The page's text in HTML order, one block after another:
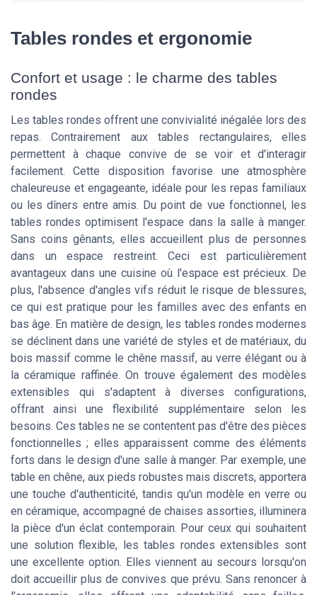
Tables rondes et ergonomie
Confort et usage : le charme des tables
rondes
Les tables rondes offrent une convivialité inégalée lors des
repas. Contrairement aux tables rectangulaires, elles
permettent à chaque convive de se voir et d'interagir
facilement. Cette disposition favorise une atmosphère
chaleureuse et engageante, idéale pour les repas familiaux
ou les dîners entre amis. Du point de vue fonctionnel, les
tables rondes optimisent l'espace dans la salle à manger.
Sans coins gênants, elles accueillent plus de personnes
dans un espace restreint. Ceci est particulièrement
avantageux dans une cuisine où l'espace est précieux. De
plus, l'absence d'angles vifs réduit le risque de blessures,
ce qui est pratique pour les familles avec des enfants en
bas âge. En matière de design, les tables rondes modernes
se déclinent dans une variété de styles et de matériaux, du
bois massif comme le chêne massif, au verre élégant ou à
la céramique raffinée. On trouve également des modèles
extensibles qui s'adaptent à diverses configurations,
offrant ainsi une flexibilité supplémentaire selon les
besoins. Ces tables ne se contentent pas d'être des pièces
fonctionnelles ; elles apparaissent comme des éléments
forts dans le design d'une salle à manger. Par exemple, une
table en chêne, aux pieds robustes mais discrets, apportera
une touche d'authenticité, tandis qu'un modèle en verre ou
en céramique, accompagné de chaises assorties, illuminera
la pièce d'un éclat contemporain. Pour ceux qui souhaitent
une solution flexible, les tables rondes extensibles sont
une excellente option. Elles viennent au secours lorsqu'on
doit accueillir plus de convives que prévu. Sans renoncer à